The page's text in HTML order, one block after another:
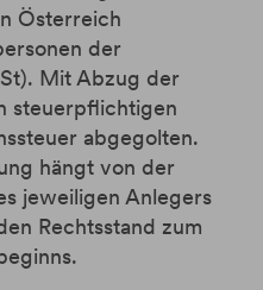
Österreich
der
Mit Abzug der
steuerpflichtigen
abgegolten.
hängt von der
jeweiligen Anlegers
Rechtsstand zum